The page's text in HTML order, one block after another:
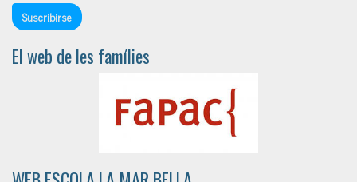
El web de les famílies